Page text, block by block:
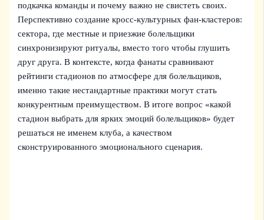
подкачка команды и почему важно не свистеть своих.
Перспективно создание кросс‑культурных фан‑кластеров:
сектора, где местные и приезжие болельщики
синхронизируют ритуалы, вместо того чтобы глушить
друг друга. В контексте, когда фанаты сравнивают
рейтинги стадионов по атмосфере для болельщиков,
именно такие нестандартные практики могут стать
конкурентным преимуществом. В итоге вопрос «какой
стадион выбрать для ярких эмоций болельщиков» будет
решаться не именем клуба, а качеством
сконструированного эмоционального сценария.